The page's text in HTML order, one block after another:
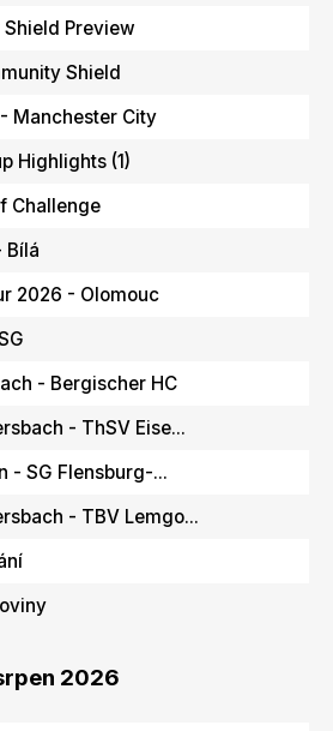
Preview
Shield
Manchester City
Highlights (1)
Challenge
Bílá
2026 - Olomouc
- Bergischer HC
- ThSV Eise...
- SG Flensburg-...
- TBV Lemgo...
2026